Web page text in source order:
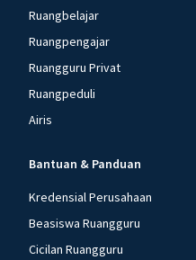
Ruangbelajar
Ruangpengajar
Ruangguru Privat
Ruangpeduli
Airis
Bantuan & Panduan
Kredensial Perusahaan
Beasiswa Ruangguru
Cicilan Ruangguru